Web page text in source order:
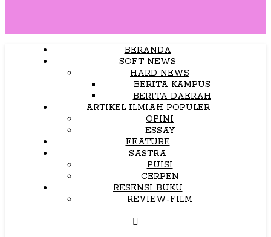
BERANDA
SOFT NEWS
HARD NEWS
BERITA KAMPUS
BERITA DAERAH
ARTIKEL ILMIAH POPULER
OPINI
ESSAY
FEATURE
SASTRA
PUISI
CERPEN
RESENSI BUKU
REVIEW-FILM